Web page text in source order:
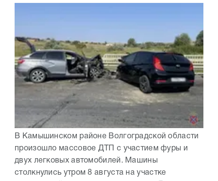
В Камышинском районе Волгоградской области
произошло массовое ДТП с участием фуры и
двух легковых автомобилей. Машины
столкнулись утром 8 августа на участке